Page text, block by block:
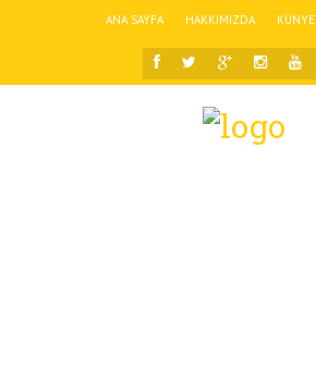
ANA SAYFA HAKKIMIZDA KÜNYE